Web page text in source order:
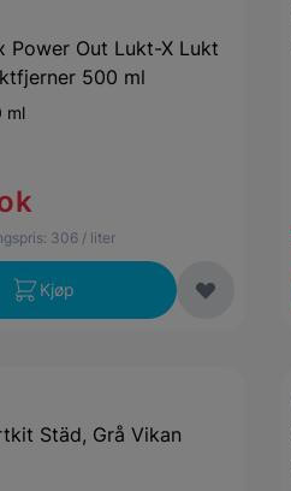
Power Out Lukt-X Lukt
500 ml
ml
306 / liter
Kjøp
Städ, Grå Vikan